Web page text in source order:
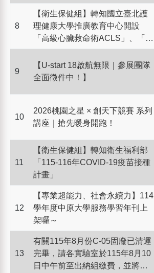
請資料給職涯處彙整！
8
【衛生保健組】轉知國立臺北護
理健康大學推廣教育中心開設
「高級心臟救命術ACLS」、「高
級心臟救命術ACLS再認證」、
「急診創傷訓練ETTC」等課程資
訊。
9
【U-start 18啟航無限｜參展團隊
全面徵件中！】
10
2026桃園之星 × 創天下競賽 系列
講座｜搶先暖身開跑！
11
【衛生保健組】轉知衛生福利部
「115-116年COVID-19疫苗接種
計畫」
12
【專業超能力、社會永續力】114
學年度中原大學服務學習年刊上
架囉～
13
有關115年8月份C-05固廢已清運
完畢，請各實驗室於115年8月10
日中午前至出納組繳費，並將委